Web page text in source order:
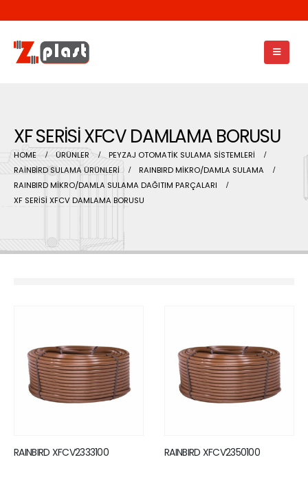
XF SERİSİ XFCV DAMLAMA BORUSU
HOME ÜRÜNLER
PEYZAJ OTOMATİK SULAMA SİSTEMLERİ
RAİNBİRD SULAMA ÜRÜNLERİ
RAINBIRD MİKRO/DAMLA SULAMA
RAINBIRD MİKRO/DAMLA SULAMA DAĞITIM PARÇALARI
XF SERİSİ XFCV DAMLAMA BORUSU
RAINBIRD XFCV2333100 RAINBIRD XFCV2350100